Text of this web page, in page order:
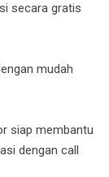
secara gratis
mudah
siap membantu
dengan call